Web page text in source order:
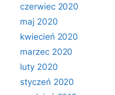
czerwiec 2020
maj 2020
kwiecień 2020
marzec 2020
luty 2020
styczeń 2020